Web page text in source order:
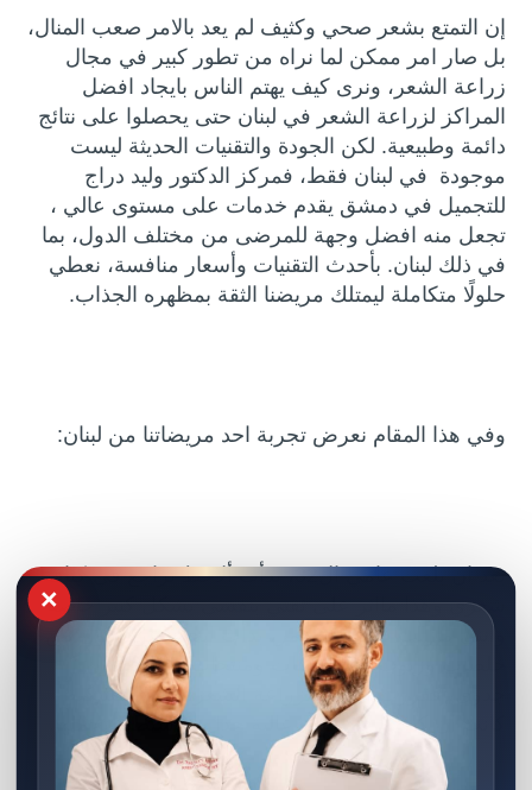
إن التمتع بشعر صحي وكثيف لم يعد بالامر صعب المنال،
بل صار امر ممكن لما نراه من تطور كبير في مجال
زراعة الشعر، ونرى كيف يهتم الناس بايجاد افضل
المراكز لزراعة الشعر في لبنان حتى يحصلوا على نتائج
دائمة وطبيعية. لكن الجودة والتقنيات الحديثة ليست
موجودة في لبنان فقط، فمركز الدكتور وليد دراج
للتجميل في دمشق يقدم خدمات على مستوى عالي ،
تجعل منه افضل وجهة للمرضى من مختلف الدول، بما
في ذلك لبنان. بأحدث التقنيات وأسعار منافسة، نعطي
حلولًا متكاملة ليمتلك مريضنا الثقة بمظهره الجذاب.
وفي هذا المقام نعرض تجربة احد مريضاتنا من لبنان:
بعد ان بلغت عامي ال32، بدأت ألاحظ تراجع في كثافة
شعري وهذا مااثر على ثقتي بنفسي بشكل كبير خاصة
وانني مازلت صغيرة بالعمر، بدأت ابحث عن حلول من
خلطات وزيوت وشامبوهات ومنتجات وغيرها دون
جدوى، فقررت اللجوء لزراعة الشعر، لكن المشكلة
كانت ان كلفتها في لبنان عالية جدا ولا استطيع تحملها.
×